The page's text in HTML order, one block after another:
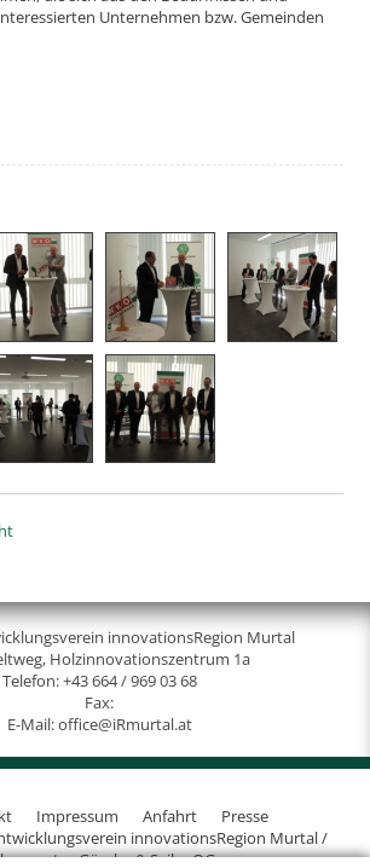
Unternehmen bzw. Gemeinden
innovationsRegion Murtal
Holzinnovationszentrum 1a
Telefon:+43 664 / 969 03 68
Fax:
E-Mail:office@iRmurtal.at
Impressum Anfahrt
Presse
innovationsRegion Murtal /
Gössler & Sailer OG